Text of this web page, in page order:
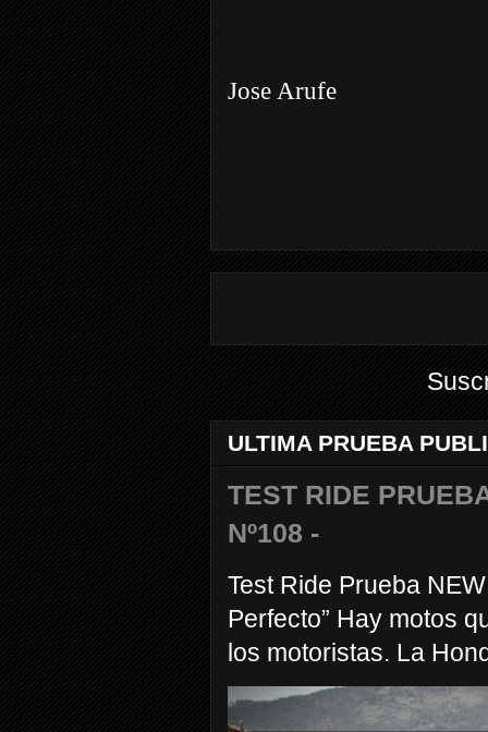
Jose Arufe
ULTIMA PRUEBA
TEST RIDE
Nº108 -
Test Ride Prueba
Perfecto” Hay motos
los motoristas. La